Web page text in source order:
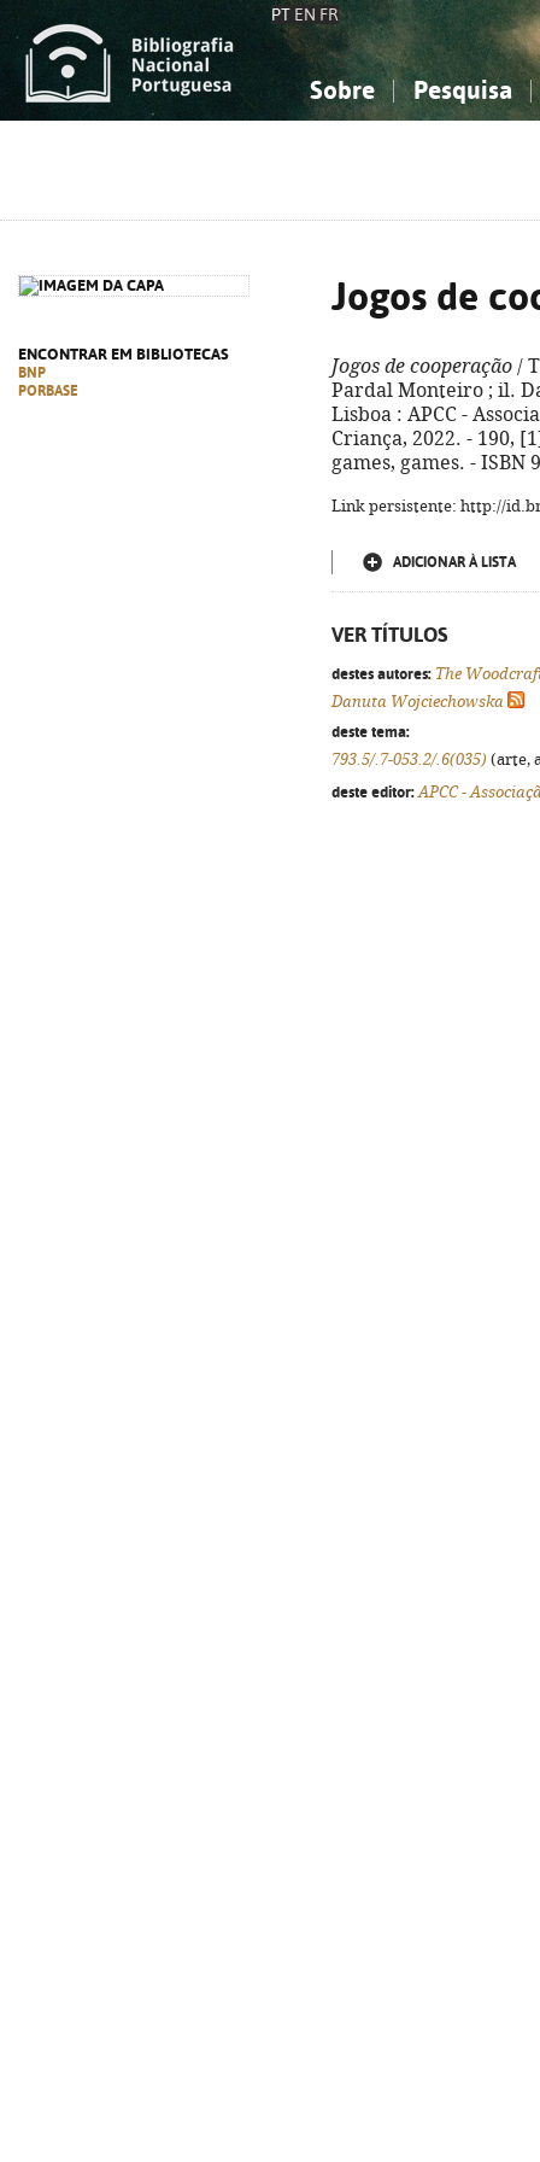
PT EN FR
Sobre Pesquisa
ENCONTRAR EM BIBLIOTECAS
BNP
PORBASE
Jogos de
Jogos de cooperação /
Pardal Monteiro ; il.
Lisboa : APCC -
Criança, 2022. - 190,
games, games. - ISBN
Link persistente: http://
ADICIONAR À LISTA
VER TÍTULOS
destes autores: The
Danuta Wojciechowska
deste tema:
793.5/.7-053.2/.6(035) (arte,
deste editor: APCC -